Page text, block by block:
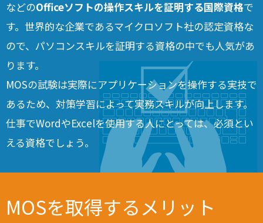
などのOfficeソフトの操作スキルを証明する国際資格で
す。世界的な企業であるマイクロソフト社の認定資格な
ので、パソコンスキルを証明する資格の中でも人気があ
ります。
MOSの試験は実際にアプリケーションを操作する実技で
あるため、対策学習によって実務スキルが向上します。
仕事でWordやExcelを使用する人にとっては、必須とい
える資格でしょう。
MOSを取得するメリット